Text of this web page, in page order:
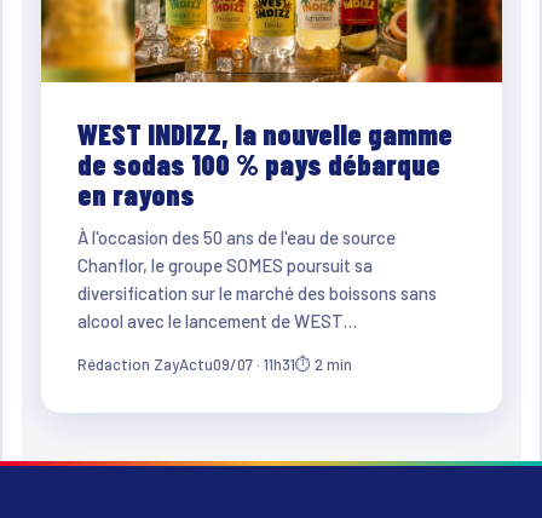
WEST INDIZZ, la nouvelle gamme
de sodas 100 % pays débarque
en rayons
À l'occasion des 50 ans de l'eau de source
Chanflor, le groupe SOMES poursuit sa
diversification sur le marché des boissons sans
alcool avec le lancement de WEST…
Rédaction ZayActu09/07 · 11h31⏱ 2 min